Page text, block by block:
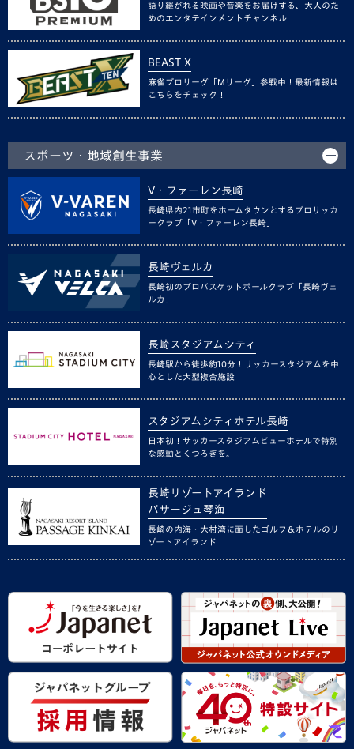
語り継がれる映画や音楽をお届けする、大人のた
めのエンタテインメントチャンネル
BEAST X
麻雀プロリーグ「Mリーグ」参戦中！最新情報は
こちらをチェック！
スポーツ・地域創生事業
V・ファーレン長崎
長崎県内21市町をホームタウンとするプロサッカ
ークラブ「V・ファーレン長崎」
長崎ヴェルカ
長崎初のプロバスケットボールクラブ「長崎ヴェ
ルカ」
長崎スタジアムシティ
長崎駅から徒歩約10分！サッカースタジアムを中
心とした大型複合施設
スタジアムシティホテル長崎
日本初！サッカースタジアムビューホテルで特別
な感動とくつろぎを。
長崎リゾートアイランド
パサージュ琴海
長崎の内海・大村湾に面したゴルフ＆ホテルのリ
ゾートアイランド